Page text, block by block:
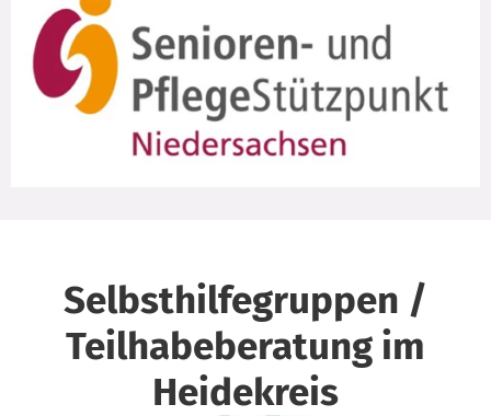
Selbsthilfegruppen /
Teilhabeberatung im
Heidekreis